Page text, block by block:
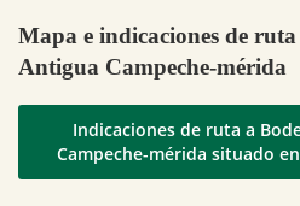
Mapa e indicaciones de
Antigua Campeche-mérida
Indicaciones de ruta a
Campeche-mérida situado